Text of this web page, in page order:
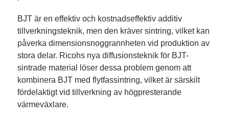
BJT är en effektiv och kostnadseffektiv additiv
tillverkningsteknik, men den kräver sintring, vilket kan
påverka dimensionsnoggrannheten vid produktion av
stora delar. Ricohs nya diffusionsteknik för BJT-
sintrade material löser dessa problem genom att
kombinera BJT med flytfassintring, vilket är särskilt
fördelaktigt vid tillverkning av högpresterande
värmeväxlare.